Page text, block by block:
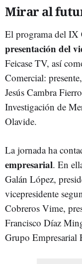
Mirar al
El programa del IX
presentación del
Feicase TV, así
Comercial:
Jesús Cambra
Investigación de
Olavide.
La jornada ha
empresarial. En
Galán López,
vicepresidente
Cobreros Vime,
Francisco Díaz
Grupo Empresarial